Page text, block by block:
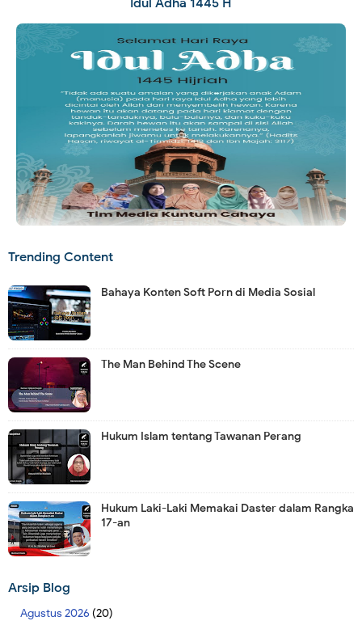
Trending Content
Bahaya Konten Soft Porn di Media Sosial
The Man Behind The Scene
Hukum Islam tentang Tawanan Perang
Hukum Laki-Laki Memakai Daster dalam Rangka
17-an
Arsip Blog
Agustus 2026 (20)